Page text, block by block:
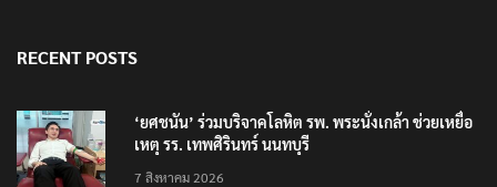
RECENT POSTS
‘ยศชนัน’ ร่วมบริจาคโลหิต รพ. พระนั่งเกล้า ช่วยเหยื่อ
เหตุ รร. เทพศิรินทร์ นนทบุรี
7 สิงหาคม 2026